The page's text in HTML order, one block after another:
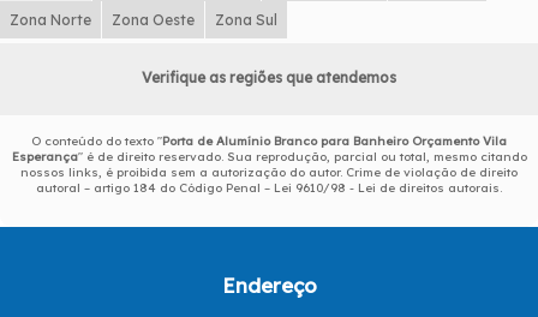
Zona Norte Zona Oeste Zona Sul
Verifique as regiões que atendemos
O conteúdo do texto "Porta de Alumínio Branco para Banheiro Orçamento Vila
Esperança" é de direito reservado. Sua reprodução, parcial ou total, mesmo citando
nossos links, é proibida sem a autorização do autor. Crime de violação de direito
autoral – artigo 184 do Código Penal – Lei 9610/98 - Lei de direitos autorais
Endereço